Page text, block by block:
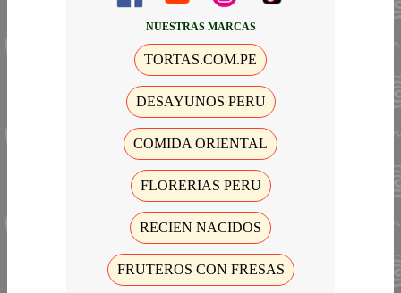
NUESTRAS MARCAS
TORTAS.COM.PE
DESAYUNOS PERU
COMIDA ORIENTAL
FLORERIAS PERU
RECIEN NACIDOS
FRUTEROS CON FRESAS